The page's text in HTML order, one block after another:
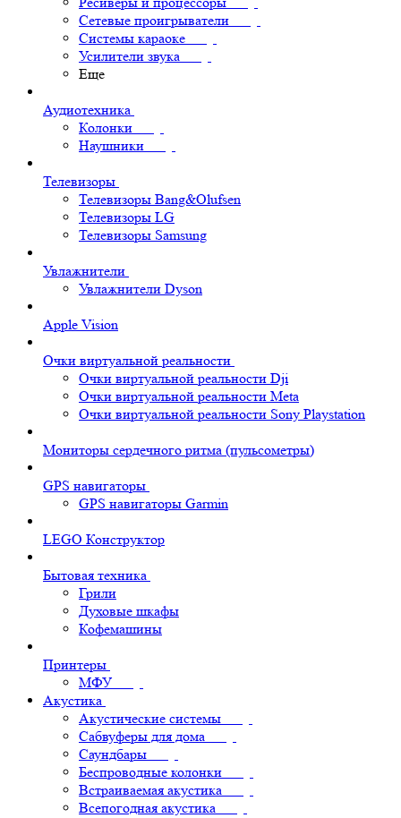
Сетевые проигрыватели
Системы караоке
Усилители звука
Еще
Аудиотехника
Колонки
Наушники
Телевизоры
Телевизоры Bang&Olufsen
Телевизоры LG
Телевизоры Samsung
Увлажнители
Увлажнители Dyson
Apple Vision
Очки виртуальной реальности
Очки виртуальной реальности Dji
Очки виртуальной реальности Meta
Очки виртуальной реальности Sony Playstation
Мониторы сердечного ритма (пульсометры)
GPS навигаторы
GPS навигаторы Garmin
LEGO Конструктор
Бытовая техника
Грили
Духовые шкафы
Кофемашины
Принтеры
МФУ
Акустика
Акустические системы
Сабвуферы для дома
Саундбары
Беспроводные колонки
Встраиваемая акустика
Всепогодная акустика